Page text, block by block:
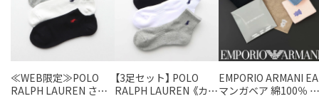
≪WEB限定≫POLO
RALPH LAUREN さら
【3足セット】 POLO
RALPH LAUREN 《カラ
EMPORIO ARMANI EA
マンガベア 綿100％ ミ